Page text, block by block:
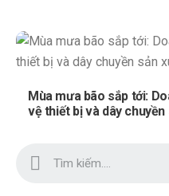
Mùa mưa bão sắp tới:
vệ thiết bị và dây chuyền